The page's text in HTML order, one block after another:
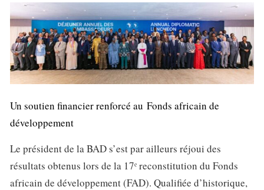
Un soutien financier renforcé au Fonds africain de
développement
Le président de la BAD s’est par ailleurs réjoui des
résultats obtenus lors de la 17ᵉ reconstitution du Fonds
africain de développement (FAD). Qualifiée d’historique,